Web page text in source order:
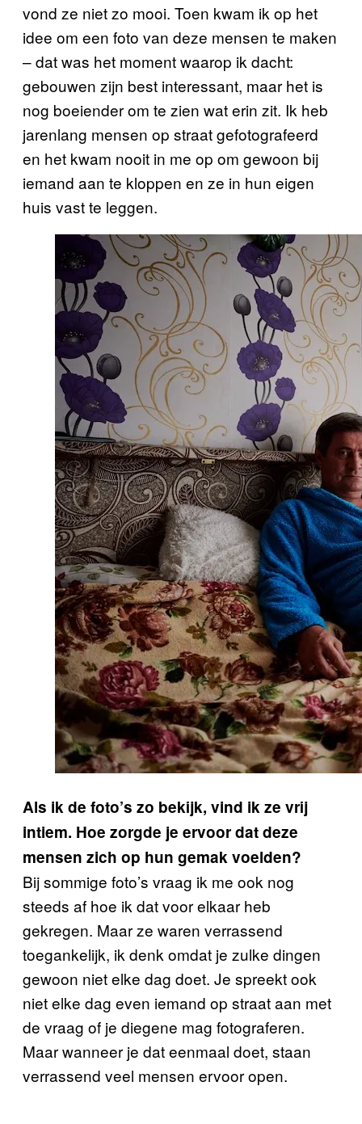
vond ze niet zo mooi. Toen kwam ik op het
idee om een foto van deze mensen te maken
– dat was het moment waarop ik dacht:
gebouwen zijn best interessant, maar het is
nog boeiender om te zien wat erin zit. Ik heb
jarenlang mensen op straat gefotografeerd
en het kwam nooit in me op om gewoon bij
iemand aan te kloppen en ze in hun eigen
huis vast te leggen.
Als ik de foto’s zo bekijk, vind ik ze vrij
intiem. Hoe zorgde je ervoor dat deze
mensen zich op hun gemak voelden?
Bij sommige foto’s vraag ik me ook nog
steeds af hoe ik dat voor elkaar heb
gekregen. Maar ze waren verrassend
toegankelijk, ik denk omdat je zulke dingen
gewoon niet elke dag doet. Je spreekt ook
niet elke dag even iemand op straat aan met
de vraag of je diegene mag fotograferen.
Maar wanneer je dat eenmaal doet, staan
verrassend veel mensen ervoor open.